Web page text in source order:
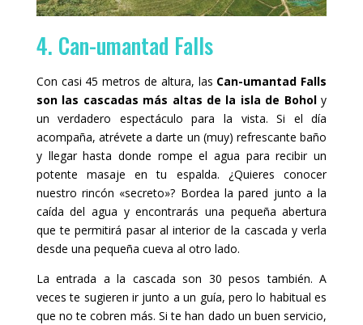
4. Can-umantad Falls
Con casi 45 metros de altura, las Can-umantad Falls
son las cascadas más altas de la isla de Boholy
un verdadero espectáculo para la vista. Si el día
acompaña, atrévete a darte un (muy) refrescante baño
y llegar hasta donde rompe el agua para recibir un
potente masaje en tu espalda. ¿Quieres conocer
nuestro rincón «secreto»? Bordea la pared junto a la
caída del agua y encontrarás una pequeña abertura
que te permitirá pasar al interior de la cascada y verla
desde una pequeña cueva al otro lado.
La entrada a la cascada son 30 pesos también. A
veces te sugieren ir junto a un guía, pero lo habitual es
que no te cobren más. Si te han dado un buen servicio,